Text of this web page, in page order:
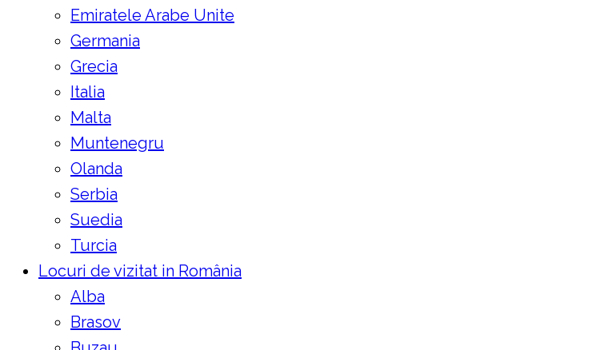
Emiratele Arabe Unite
Germania
Grecia
Italia
Malta
Muntenegru
Olanda
Serbia
Suedia
Turcia
Locuri de vizitat in România
Alba
Brasov